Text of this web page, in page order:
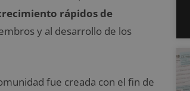
rápidos de
y al desarrollo de los
fue creada con el fin de